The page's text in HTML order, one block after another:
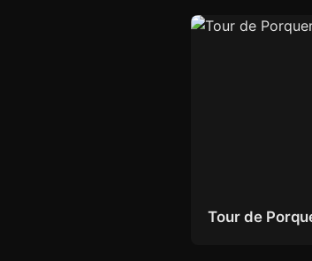
Tour de